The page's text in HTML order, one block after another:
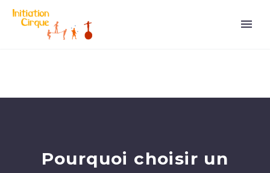
Pourquoi choisir un